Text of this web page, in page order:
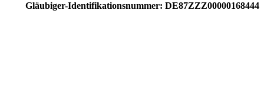
Gläubiger-Identifikationsnummer: DE87ZZZ00000168444